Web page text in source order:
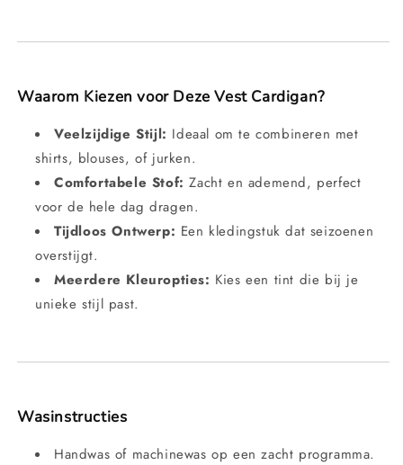
Waarom Kiezen voor Deze Vest Cardigan?
Veelzijdige Stijl: Ideaal om te combineren met
shirts, blouses, of jurken.
Comfortabele Stof: Zacht en ademend, perfect
voor de hele dag dragen.
Tijdloos Ontwerp: Een kledingstuk dat seizoenen
overstijgt.
Meerdere Kleuropties: Kies een tint die bij je
unieke stijl past.
Wasinstructies
Handwas of machinewas op een zacht programma.